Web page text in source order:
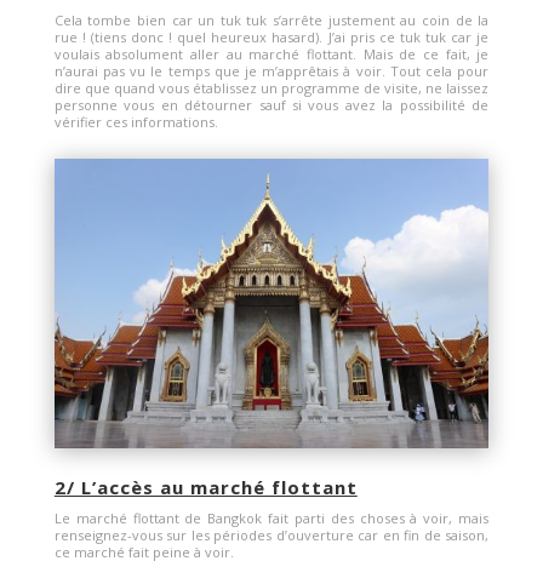
Cela tombe bien car un tuk tuk s’arrête justement au coin de la
rue ! (tiens donc ! quel heureux hasard). J’ai pris ce tuk tuk car je
voulais absolument aller au marché flottant. Mais de ce fait, je
n’aurai pas vu le temps que je m’apprêtais à voir. Tout cela pour
dire que quand vous établissez un programme de visite, ne laissez
personne vous en détourner sauf si vous avez la possibilité de
vérifier ces informations.
2/ L’accès au marché flottant
Le marché flottant de Bangkok fait parti des choses à voir, mais
renseignez-vous sur les périodes d’ouverture car en fin de saison,
ce marché fait peine à voir.